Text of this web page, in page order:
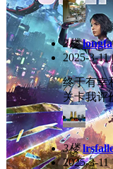
2楼 longfa
2025-3-11
终于有幸
关卡我评
3楼
2025-3-11